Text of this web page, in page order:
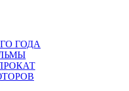
ГОДА